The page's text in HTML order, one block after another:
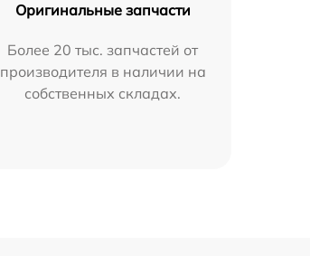
Оригинальные запчасти
Более 20 тыс. запчастей от
производителя в наличии на
собственных складах.